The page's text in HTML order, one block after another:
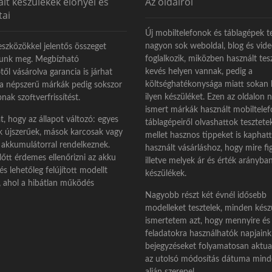
t
jelentős összeget
meg. Megbízható
vásárolva garancia is járhat
népszerű márkák pedig sokszor
szoftverfrissítést.
hogy az állapot változó: egyes
újszerűek, mások karcosak vagy
akkumulátorral rendelkeznek.
érdemes ellenőrizni az akku
lehetőleg felújított modellt
ahol a hibátlan működés
Új mobiltelefonok és táblagépek
nagyon sok weboldal, blog és
foglalkozik, miközben használt
kevés helyen vannak, pedig a
költséghatékonysága miatt sokan
ilyen készüléket. Ezen az oldalon
ismert márkák használt
táblagépeiről olvashattok
mellet hasznos tippeket is
használt vásárláshoz, hogy mire
illetve melyek ár és érték
készülékek.
Nagyobb részt két évnél idősebb
modelleket tesztelek, minden
ismertetem azt, hogy mennyire
feladatokra használhatók
bejegyzéseket folyamatosan
az utolsó módosítás dátuma